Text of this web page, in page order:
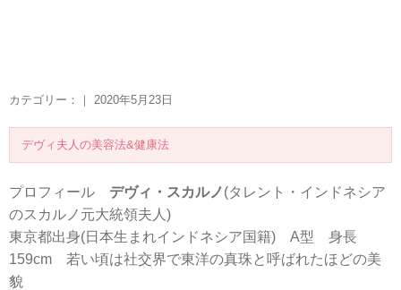
カテゴリー：｜ 2020年5月23日
デヴィ夫人の美容法&健康法
プロフィール デヴィ・スカルノ(タレント・インドネシア
のスカルノ元大統領夫人)
東京都出身(日本生まれインドネシア国籍) A型 身長
159cm 若い頃は社交界で東洋の真珠と呼ばれたほどの美
貌